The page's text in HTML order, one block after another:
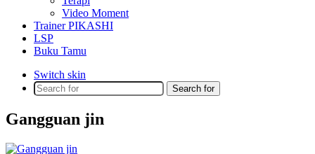
Video Moment
Trainer PIKASHI
LSP
Buku Tamu
Switch skin
Search for
Gangguan jin